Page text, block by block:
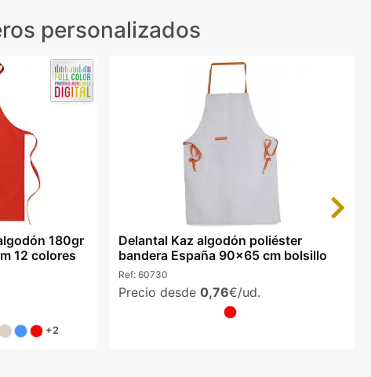
personalizados
180gr
12 colores
+2
Delantal Kaz algodón poliéster
bandera España 90x65 cm bolsillo
Ref: 60730
Precio desde 0,76€/ud.
Next